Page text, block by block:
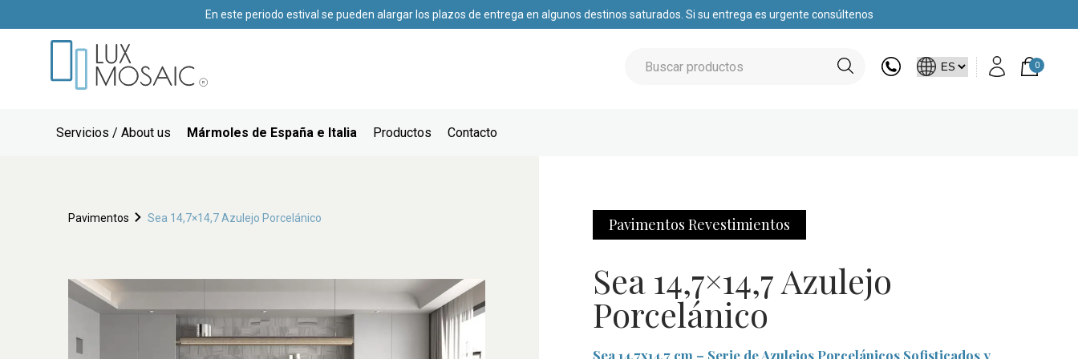
En este periodo estival se pueden alargar los plazos de entrega en algunos destinos saturados. Si su entrega es urgente consúltenos
0
Servicios / About us Mármoles de España e Italia Productos Contacto
Pavimentos Sea 14,7×14,7 Azulejo Porcelánico Pavimentos Revestimientos
Sea 14,7×14,7 Azulejo
Porcelánico
Sea 14,7x14,7 cm – Serie de Azulejos Porcelánicos Sofisticados y